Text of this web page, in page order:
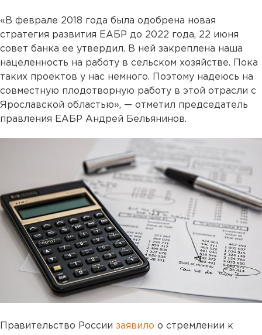
«В феврале 2018 года была одобрена новая
стратегия развития ЕАБР до 2022 года, 22 июня
совет банка ее утвердил. В ней закреплена наша
нацеленность на работу в сельском хозяйстве. Пока
таких проектов у нас немного. Поэтому надеюсь на
совместную плодотворную работу в этой отрасли с
Ярославской областью», — отметил председатель
правления ЕАБР Андрей Бельянинов.
Правительство России заявило о стремлении к